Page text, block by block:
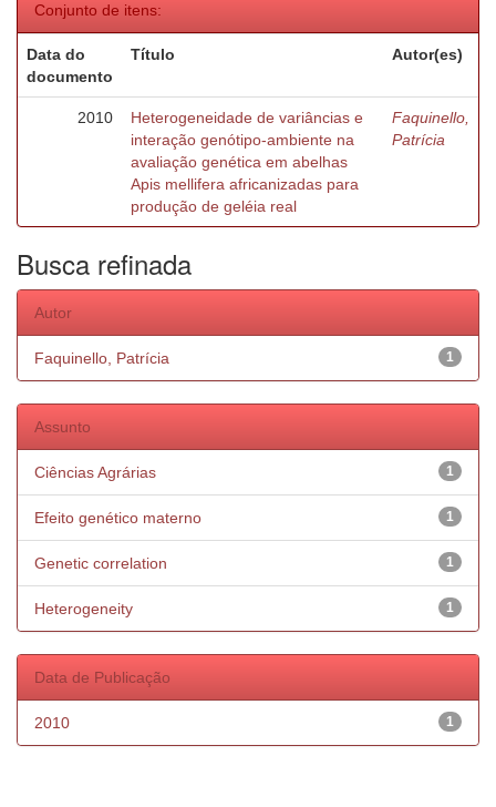
Conjunto de itens:
Data do
documento
Título Autor(es)
2010
Heterogeneidade de variâncias e
interação genótipo-ambiente na
avaliação genética em abelhas
Apis mellifera africanizadas para
produção de geléia real
Faquinello,
Patrícia
Busca refinada
Autor
1
Faquinello, Patrícia
Assunto
1
Ciências Agrárias
1
Efeito genético materno
1
Genetic correlation
1
Heterogeneity
Data de Publicação
1
2010